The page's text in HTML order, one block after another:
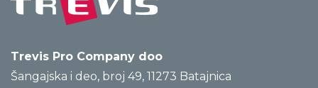
Trevis Pro Company doo
Šangajska i deo, broj 49, 11273 Batajnica